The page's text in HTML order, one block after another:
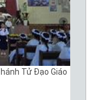
Tử Đạo Giáo